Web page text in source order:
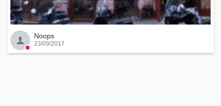
Noops
23/09/2017